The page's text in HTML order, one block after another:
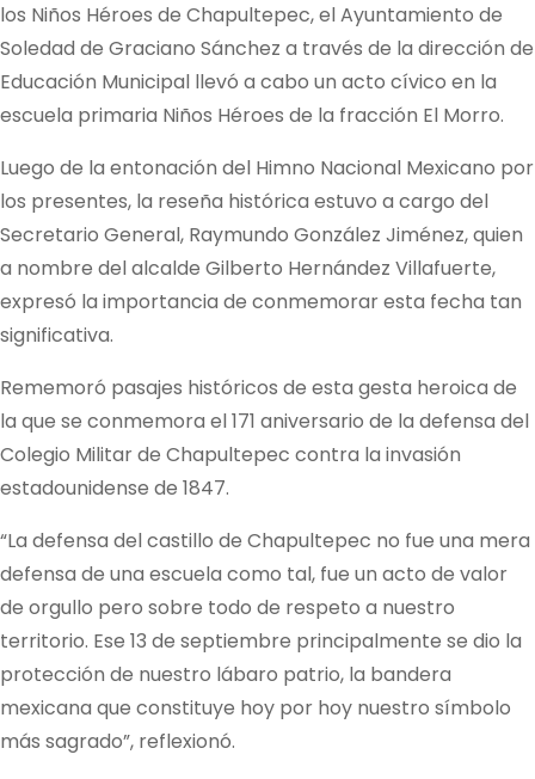
los Niños Héroes de Chapultepec, el Ayuntamiento de
Soledad de Graciano Sánchez a través de la dirección de
Educación Municipal llevó a cabo un acto cívico en la
escuela primaria Niños Héroes de la fracción El Morro.
Luego de la entonación del Himno Nacional Mexicano por
los presentes, la reseña histórica estuvo a cargo del
Secretario General, Raymundo González Jiménez, quien
a nombre del alcalde Gilberto Hernández Villafuerte,
expresó la importancia de conmemorar esta fecha tan
significativa.
Rememoró pasajes históricos de esta gesta heroica de
la que se conmemora el 171 aniversario de la defensa del
Colegio Militar de Chapultepec contra la invasión
estadounidense de 1847.
“La defensa del castillo de Chapultepec no fue una mera
defensa de una escuela como tal, fue un acto de valor
de orgullo pero sobre todo de respeto a nuestro
territorio. Ese 13 de septiembre principalmente se dio la
protección de nuestro lábaro patrio, la bandera
mexicana que constituye hoy por hoy nuestro símbolo
más sagrado”, reflexionó.